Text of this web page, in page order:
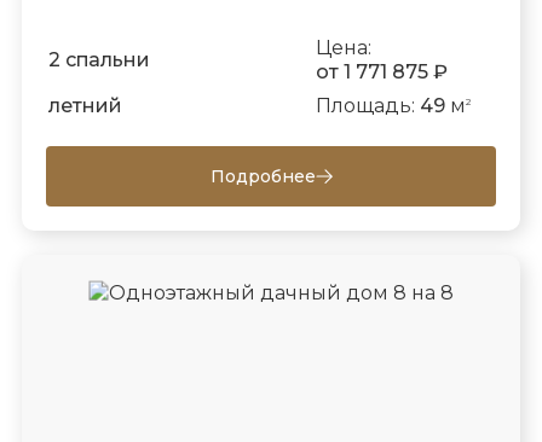
2 спальни
Цена:
от 1 771 875 ₽
летний
Площадь: 49м 2
Подробнее